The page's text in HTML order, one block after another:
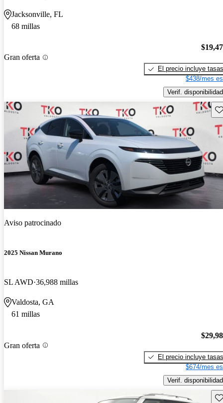
Jacksonville, FL
68 millas
Gran oferta
El precio incluye tasas
$438/mes
Verif. disponibilidad
Aviso patrocinado
2025 Nissan Murano
SL AWD 36,988 millas
Valdosta, GA
61 millas
Gran oferta
El precio incluye tasas
$674/mes
Verif. disponibilidad